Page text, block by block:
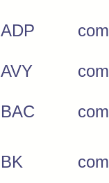
ADP
com
AVY
com
BAC com
BK com